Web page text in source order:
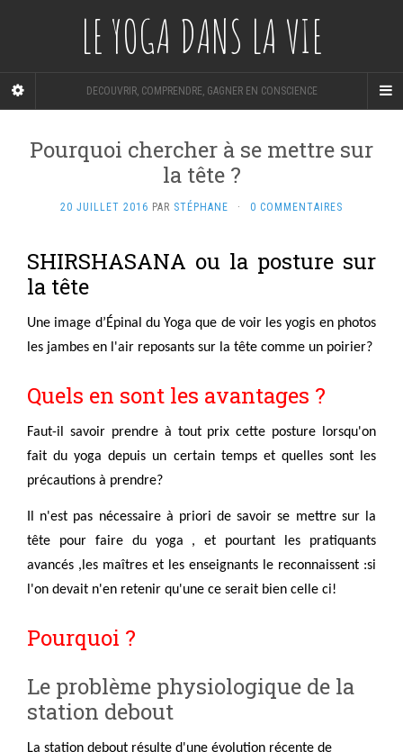
LE YOGA DANS LA VIE
DECOUVRIR, COMPRENDRE, GAGNER EN CONSCIENCE
Pourquoi chercher à se mettre sur
la tête ?
20 JUILLET 2016 PAR STÉPHANE · 0 COMMENTAIRES
SHIRSHASANA ou la posture sur
la tête
Une image d’Épinal du Yoga que de voir les yogis en photos
les jambes en l'air reposants sur la tête comme un poirier?
Quels en sont les avantages ?
Faut-il savoir prendre à tout prix cette posture lorsqu'on
fait du yoga depuis un certain temps et quelles sont les
précautions à prendre?
Il n'est pas nécessaire à priori de savoir se mettre sur la
tête pour faire du yoga , et pourtant les pratiquants
avancés ,les maîtres et les enseignants le reconnaissent :si
l'on devait n'en retenir qu'une ce serait bien celle ci!
Pourquoi ?
Le problème physiologique de la
station debout
La station debout résulte d'une évolution récente de